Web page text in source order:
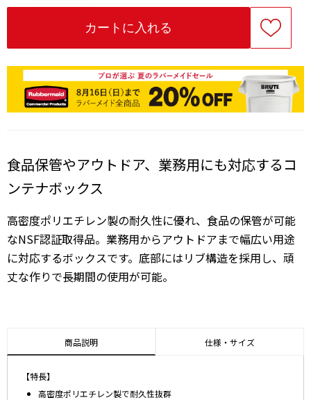
食品保管やアウトドア、業務用にも対応するコ
ンテナボックス
高密度ポリエチレン製の耐久性に優れ、食品の保管が可能
なNSF認証取得品。業務用からアウトドアまで幅広い用途
に対応するボックスです。底部にはリブ構造を採用し、頑
丈な作りで長期間の使用が可能。
商品説明 仕様・サイズ
【特長】
高密度ポリエチレン製で耐久性抜群